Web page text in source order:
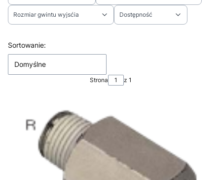
Rozmiar gwintu wyjsćia Dostępność
Lista produktów
Sortowanie:
Domyślne
Strona z 1